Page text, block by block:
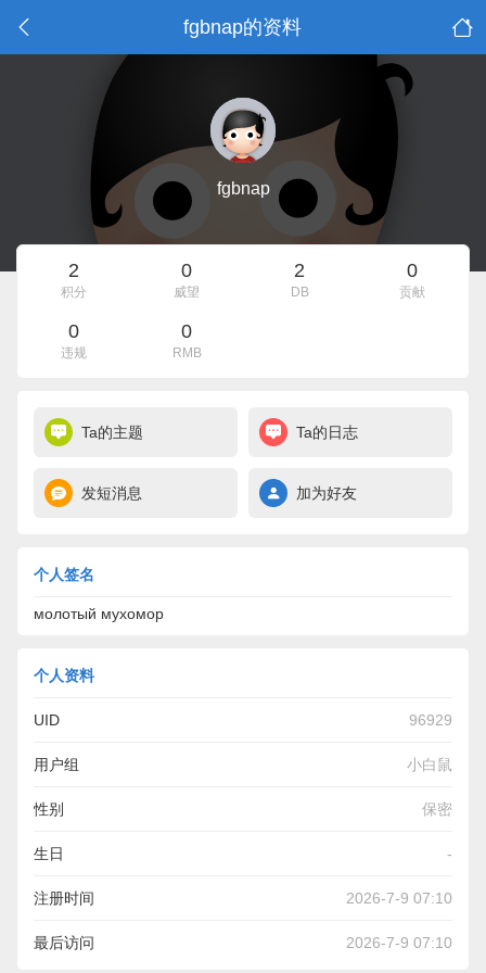
fgbnap的资料
fgbnap
2
积分
0
威望
2
DB
0
贡献
0
违规
0
RMB
Ta的主题 Ta的日志
发短消息 加为好友
个人签名
молотый мухомор
个人资料
UID 96929
用户组 小白鼠
性别 保密
生日 -
注册时间 2026-7-9 07:10
最后访问 2026-7-9 07:10